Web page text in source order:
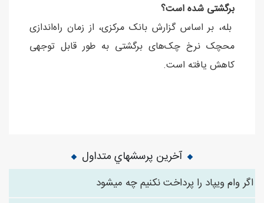
برگشتی شده است؟
بله، بر اساس گزارش بانک مرکزی، از زمان راه‌اندازی
محچک نرخ چک‌های برگشتی به طور قابل توجهی
کاهش یافته است.
آخرین پرسشهاي متداول
اگر وام ویپاد را پرداخت نکنیم چه میشود